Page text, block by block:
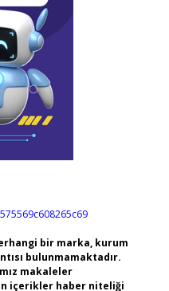
bir marka, kurum
bulunmamaktadır.
makaleler
içerikler haber niteliği